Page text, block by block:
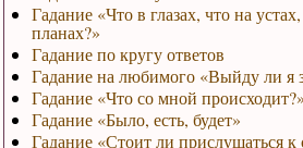
Гадание «Что в глазах, что на
планах?»
Гадание по кругу ответов
Гадание на любимого «Выйду ли я
Гадание «Что со мной происходит?»
Гадание «Было, есть, будет»
Гадание «Стоит ли прислушаться к